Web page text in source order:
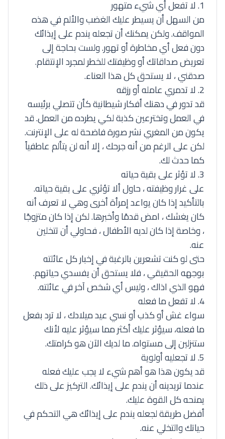
1. لا تفعل أي شيء متهور
من السهل أن يسيطر عليك الغضب والألم في هذه
المواقف. ولكن يمكنك أن تجعله يندم على إيذائك
دون فعل أي مخاطرة أو تهور. ولست بحاجة إلى
تعريض صداقاتك أو وظيفتك للخطر لمجرد الإنتقام.
صدقني ، لا يستحق كل هذا العناء.
2. لا تدمري عامله أو رزقه
قد تدور في دهنك أفكار شيطانية كأن تتصلي برئيسه
في العمل وتخترعين كذبة لكي يطرده من العمل. قد
يكون من المغري نشر صورة فاضحة له على الإنترنت.
لكن على الرغم من أنه جرحك ، إلا أنه لن يتألم عاطفياً
كما حدث لك.
3. لا تؤثر على بقية حياته
على غرار وظيفته ، حاول ألا تؤثري على بقية حياته.
بالتأكيد إذا كان يواعد إمرأة أخرى وهي لا تعرف أنه
كان يغشك ، امض قدمًا وأخبرها. لكن إذا كان متزوجًا
، وخاصة إذا كان لديه الأطفال ، فحاولي أن تتخلين
عنه.
حتى لو كنت تشعرين بالرغبة في إخبار كل عائلته
بوجهه الحقيقي ، فلا يستحق أن يفسدي حياتهم.
فهو الذي اذاك ، وليس أي شخص آخر في عائلته.
4. لا تفعل ما فعله
سواء غش أو كذب أو نسي عيد ميلادك ، لا ترد بفعل
ما فعله، سيؤثر عليك أكثر مما سيؤثر عليه لأنك
ستنزلين إلى مستواه. ما لديك الآن هو كرامتك.
5. لا تجعليه أولوية
قد يكون هذا هو أهم شيء لا يجب عليك فعله
عندما تريدينه أن يندم على إيذائك. التركيز على ذلك
يمنحه كل القوة عليك.
أفضل طريقة لجعله يندم على إيذائك هي التحكم في
حياتك والتخلي عنه.